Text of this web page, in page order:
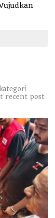
recent post